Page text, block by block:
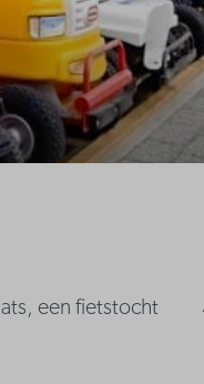
een fietstocht